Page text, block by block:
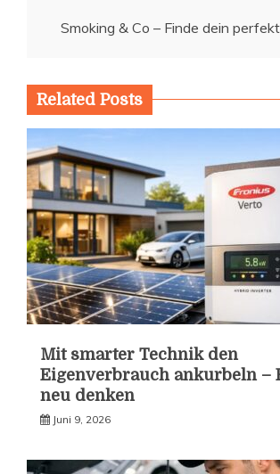
Smoking & Co – Finde dein
Related Posts
Mit smarter Technik den
Eigenverbrauch ankurbeln –
neu denken
Juni 9, 2026